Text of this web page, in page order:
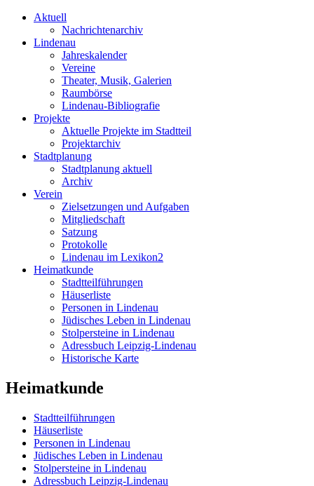
Aktuell
Nachrichtenarchiv
Lindenau
Jahreskalender
Vereine
Theater, Musik, Galerien
Raumbörse
Lindenau-Bibliografie
Projekte
Aktuelle Projekte im Stadtteil
Projektarchiv
Stadtplanung
Stadtplanung aktuell
Archiv
Verein
Zielsetzungen und Aufgaben
Mitgliedschaft
Satzung
Protokolle
Lindenau im Lexikon2
Heimatkunde
Stadtteilführungen
Häuserliste
Personen in Lindenau
Jüdisches Leben in Lindenau
Stolpersteine in Lindenau
Adressbuch Leipzig-Lindenau
Historische Karte
Heimatkunde
Stadtteilführungen
Häuserliste
Personen in Lindenau
Jüdisches Leben in Lindenau
Stolpersteine in Lindenau
Adressbuch Leipzig-Lindenau